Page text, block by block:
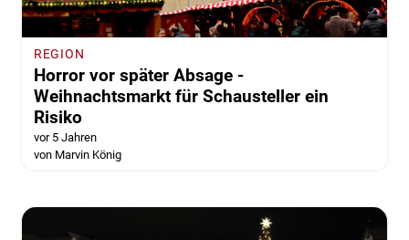
REGION
Horror vor später Absage -
Weihnachtsmarkt für Schausteller ein
Risiko
vor 5 Jahren
von Marvin König